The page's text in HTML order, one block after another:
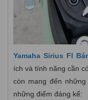
Yamaha Sirius FI
ích và tính năng cần
còn mang đến
những điểm đáng kể: